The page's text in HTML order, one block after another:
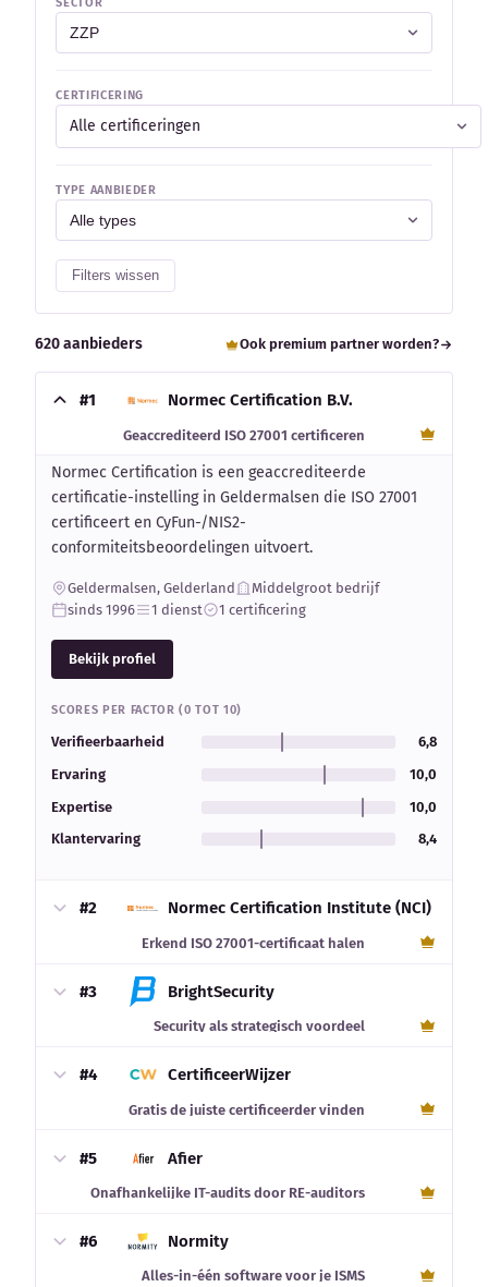
SECTOR
CERTIFICERING
Alle certificeringen
TYPE AANBIEDER
Filters wissen
620 aanbieders Ook premium partner worden?
#1 Normec Certification B.V.
Geaccrediteerd ISO 27001 certificeren
Normec Certification is een geaccrediteerde
certificatie-instelling in Geldermalsen die ISO 27001
certificeert en CyFun-/NIS2-
conformiteitsbeoordelingen uitvoert.
Geldermalsen, Gelderland
Middelgroot bedrijf
sinds 1996
1 dienst 1 certificering
Bekijk profiel
SCORES PER FACTOR (0 TOT 10)
Verifieerbaarheid
6,8
Ervaring
10,0
Expertise
10,0
Klantervaring
8,4
#2 Normec Certification Institute (NCI)
Erkend ISO 27001-certificaat halen
#3 BrightSecurity
Security als strategisch voordeel
#4 CertificeerWijzer
Gratis de juiste certificeerder vinden
#5 Afier
Onafhankelijke IT-audits door RE-auditors
#6 Normity
Alles-in-één software voor je ISMS